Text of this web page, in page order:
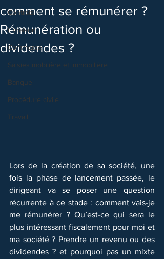
Contrats
Livraison
Commerce
Saisies mobilière et immobilière
Banque
Procédure civile
Travail
comment se rémunérer ?
Rémunération ou
dividendes ?
Lors de la création de sa société, une
fois la phase de lancement passée, le
dirigeant va se poser une question
récurrente à ce stade : comment vais-je
me rémunérer ? Qu’est-ce qui sera le
plus intéressant fiscalement pour moi et
ma société ? Prendre un revenu ou des
dividendes ? et pourquoi pas un mixte